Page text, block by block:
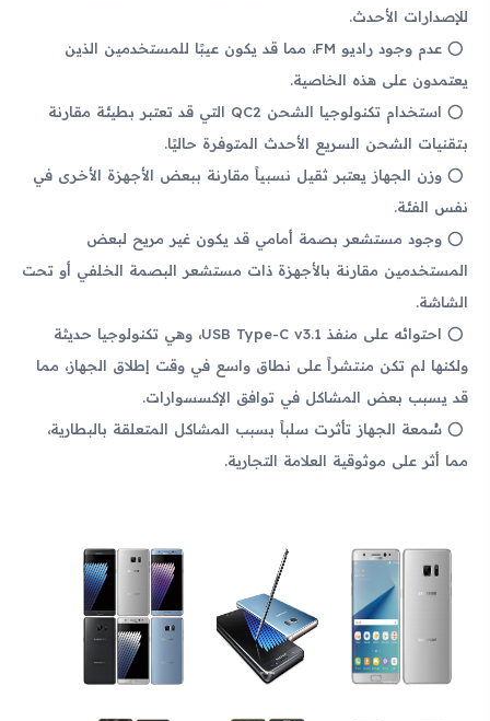
للإصدارات الأحدث.
عدم وجود راديو FM، مما قد يكون عيبًا للمستخدمين الذين
يعتمدون على هذه الخاصية.
استخدام تكنولوجيا الشحن QC2 التي قد تعتبر بطيئة مقارنة
بتقنيات الشحن السريع الأحدث المتوفرة حاليًا.
وزن الجهاز يعتبر ثقيل نسبياً مقارنة ببعض الأجهزة الأخرى في
نفس الفئة.
وجود مستشعر بصمة أمامي قد يكون غير مريح لبعض
المستخدمين مقارنة بالأجهزة ذات مستشعر البصمة الخلفي أو تحت
الشاشة.
احتوائه على منفذ USB Type-C v3.1، وهي تكنولوجيا حديثة
ولكنها لم تكن منتشراً على نطاق واسع في وقت إطلاق الجهاز، مما
قد يسبب بعض المشاكل في توافق الإكسسوارات.
سُمعة الجهاز تأثرت سلباً بسبب المشاكل المتعلقة بالبطارية،
مما أثر على موثوقية العلامة التجارية.